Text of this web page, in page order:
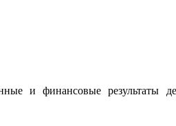
и финансовые результаты